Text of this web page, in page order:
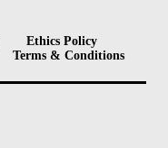
Ethics Policy
Terms & Conditions